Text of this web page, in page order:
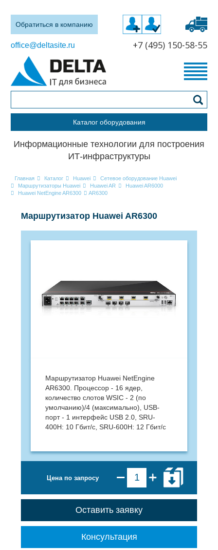
Обратиться в компанию
office@deltasite.ru +7 (495) 150-58-55
Каталог оборудования
Информационные технологии для построения
ИТ-инфраструктуры
Главная Каталог Huawei
Сетевое оборудование Huawei
Маршрутизаторы Huawei
Huawei AR
Huawei AR6000
Huawei NetEngine AR6300
AR6300
Маршрутизатор Huawei AR6300
Маршрутизатор Huawei NetEngine
AR6300. Процессор - 16 ядер,
количество слотов WSIC - 2 (по
умолчанию)/4 (максимально), USB-
порт - 1 интерфейс USB 2.0, SRU-
400H: 10 Гбит/с, SRU-600H: 12 Гбит/с
Цена по запросу
Оставить заявку
Консультация